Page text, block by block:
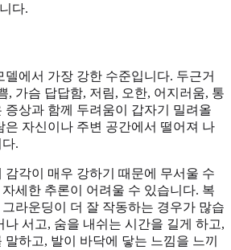
다.
델에서 가장 강한 수준입니다. 두근거
, 가슴 답답함, 저림, 오한, 어지러움, 통
증상과 함께 두려움이 갑자기 밀려올
은 자신이나 주변 공간에서 떨어져 나
.
감각이 매우 강하기 때문에 무서울 수
세한 추론이 어려울 수 있습니다. 복
라운딩이 더 잘 작동하는 경우가 많습
나 서고, 숨을 내쉬는 시간을 길게 하고,
말하고, 발이 바닥에 닿는 느낌을 느끼